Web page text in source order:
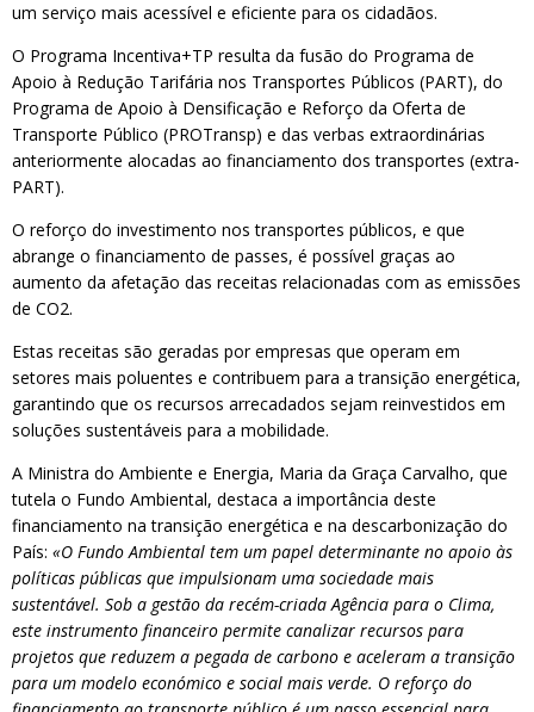
um serviço mais acessível e eficiente para os cidadãos.
O Programa Incentiva+TP resulta da fusão do Programa de
Apoio à Redução Tarifária nos Transportes Públicos (PART), do
Programa de Apoio à Densificação e Reforço da Oferta de
Transporte Público (PROTransp) e das verbas extraordinárias
anteriormente alocadas ao financiamento dos transportes (extra-
PART).
O reforço do investimento nos transportes públicos, e que
abrange o financiamento de passes, é possível graças ao
aumento da afetação das receitas relacionadas com as emissões
de CO2.
Estas receitas são geradas por empresas que operam em
setores mais poluentes e contribuem para a transição energética,
garantindo que os recursos arrecadados sejam reinvestidos em
soluções sustentáveis para a mobilidade.
A Ministra do Ambiente e Energia, Maria da Graça Carvalho, que
tutela o Fundo Ambiental, destaca a importância deste
financiamento na transição energética e na descarbonização do
País: «O Fundo Ambiental tem um papel determinante no apoio às
políticas públicas que impulsionam uma sociedade mais
sustentável. Sob a gestão da recém-criada Agência para o Clima,
este instrumento financeiro permite canalizar recursos para
projetos que reduzem a pegada de carbono e aceleram a transição
para um modelo económico e social mais verde. O reforço do